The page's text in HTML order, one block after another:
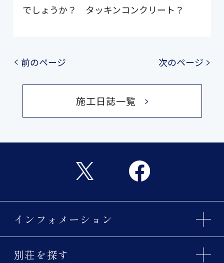
でしょうか？ タッキンコンクリート？
前のページ 次のページ
施工日誌一覧
インフォメーション
別荘を探す